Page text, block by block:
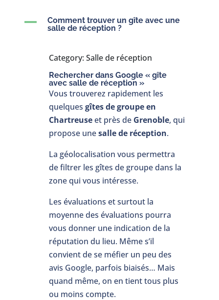
A
Comment trouver un gîte avec une
salle de réception ?
Category: Salle de réception
Rechercher dans Google « gîte
avec salle de réception »
Vous trouverez rapidement les
quelques gîtes de groupe en
Chartreuseet près de Grenoble, qui
propose unesalle de réception.
La géolocalisation vous permettra
de filtrer les gîtes de groupe dans la
zone qui vous intéresse.
Les évaluations et surtout la
moyenne des évaluations pourra
vous donner une indication de la
réputation du lieu. Même s’il
convient de se méfier un peu des
avis Google, parfois biaisés… Mais
quand même, on en tient tous plus
ou moins compte.